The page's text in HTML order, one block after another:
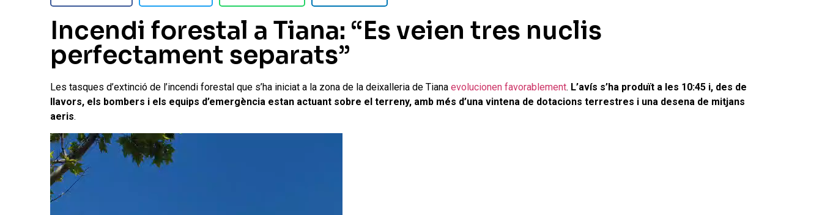
Incendi forestal a Tiana: “Es veien tres nuclis
perfectament separats”
Les tasques d’extinció de l’incendi forestal que s’ha iniciat a la zona de la deixalleria de Tiana evolucionen favorablement. L’avís s’ha produït a les 10:45 i, des de
llavors, els bombers i els equips d’emergència estan actuant sobre el terreny, amb més d’una vintena de dotacions terrestres i una desena de mitjans
aeris.
Reproductor
de
vídeo